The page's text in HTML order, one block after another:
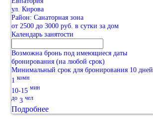
ул. Кирова
Район: Санаторная зона
от 2500 до 3000 руб. в сутки за дом
Календарь занятости
Возможна бронь под имеющиеся даты
бронирования (на любой срок)
Минимальный срок для бронирования 10 дней
1 комн
10-15 мин
до 3 чел
Подробнее